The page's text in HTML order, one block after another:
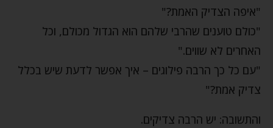
"איפה הצדיק האמת?"
"כולם טוענים שהרבי שלהם הוא הגדול מכולם, וכל
האחרים לא שווים."
"עם כל כך הרבה פילוגים – איך אפשר לדעת שיש בכלל
צדיק אמת?"
והתשובה: יש הרבה צדיקים.